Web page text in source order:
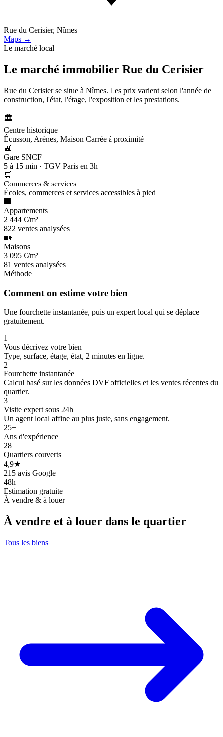
Rue du Cerisier, Nîmes
Maps →
Le marché local
Le marché immobilier Rue du Cerisier
Rue du Cerisier se situe à Nîmes. Les prix varient selon l'année de
construction, l'état, l'étage, l'exposition et les prestations.
🏛️
Centre historique
Écusson, Arènes, Maison Carrée à proximité
🚉
Gare SNCF
5 à 15 min · TGV Paris en 3h
🛒
Commerces & services
Écoles, commerces et services accessibles à pied
🏢
Appartements
2 444 €/m²
822 ventes analysées
🏡
Maisons
3 095 €/m²
81 ventes analysées
Méthode
Comment on estime votre bien
Une fourchette instantanée, puis un expert local qui se déplace
gratuitement.
1
Vous décrivez votre bien
Type, surface, étage, état, 2 minutes en ligne.
2
Fourchette instantanée
Calcul basé sur les données DVF officielles et les ventes récentes du
quartier.
3
Visite expert sous 24h
Un agent local affine au plus juste, sans engagement.
25+
Ans d'expérience
28
Quartiers couverts
4,9★
215 avis Google
48h
Estimation gratuite
À vendre & à louer
À vendre et à louer dans le quartier
Tous les biens